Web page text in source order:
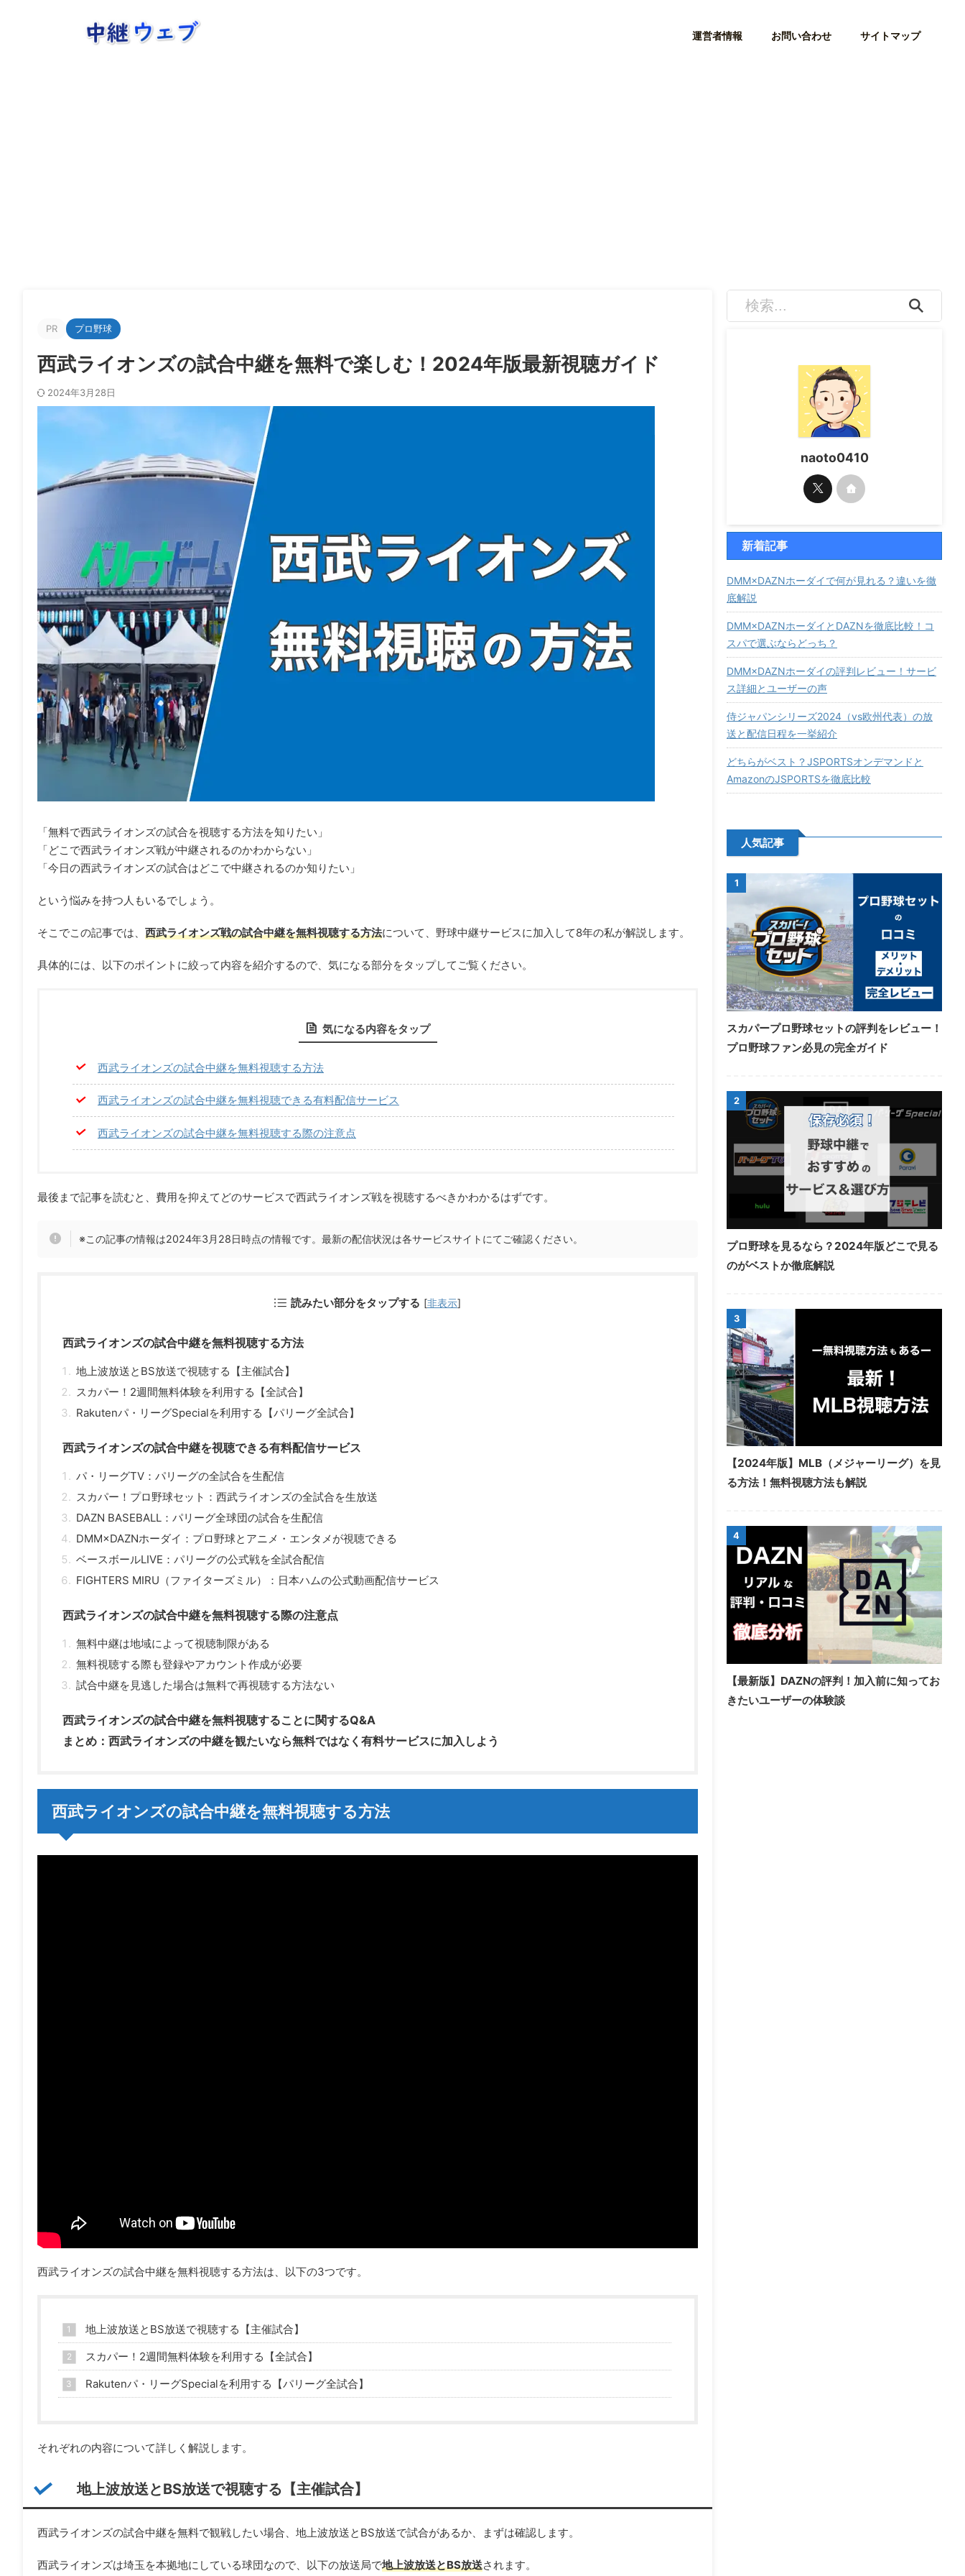
運営者情報 お問い合わせ サイトマップ
PR プロ野球
西武ライオンズの試合中継を無料で楽しむ！2024年版最新視聴ガイド
2024年3月28日
「無料で西武ライオンズの試合を視聴する方法を知りたい」
「どこで西武ライオンズ戦が中継されるのかわからない」
「今日の西武ライオンズの試合はどこで中継されるのか知りたい」
という悩みを持つ人もいるでしょう。
そこでこの記事では、 西武ライオンズ戦の試合中継を無料視聴する方法について、野球中継サービスに加入して8年の私が解説します。
具体的には、以下のポイントに絞って内容を紹介するので、気になる部分をタップしてご覧ください。
気になる内容をタップ
西武ライオンズの試合中継を無料視聴する方法
西武ライオンズの試合中継を無料視聴できる有料配信サービス
西武ライオンズの試合中継を無料視聴する際の注意点
最後まで記事を読むと、費用を抑えてどのサービスで西武ライオンズ戦を視聴するべきかわかるはずです。
※この記事の情報は2024年3月28日時点の情報です。最新の配信状況は各サービスサイトにてご確認ください。
読みたい部分をタップする [非表示]
西武ライオンズの試合中継を無料視聴する方法
地上波放送とBS放送で視聴する【主催試合】
スカパー！2週間無料体験を利用する【全試合】
Rakutenパ・リーグSpecialを利用する【パリーグ全試合】
西武ライオンズの試合中継を視聴できる有料配信サービス
パ・リーグTV：パリーグの全試合を生配信
スカパー！プロ野球セット：西武ライオンズの全試合を生放送
DAZN BASEBALL：パリーグ全球団の試合を生配信
DMM×DAZNホーダイ：プロ野球とアニメ・エンタメが視聴できる
ベースボールLIVE：パリーグの公式戦を全試合配信
FIGHTERS MIRU（ファイターズミル）：日本ハムの公式動画配信サービス
西武ライオンズの試合中継を無料視聴する際の注意点
無料中継は地域によって視聴制限がある
無料視聴する際も登録やアカウント作成が必要
試合中継を見逃した場合は無料で再視聴する方法ない
西武ライオンズの試合中継を無料視聴することに関するQ&A
まとめ：西武ライオンズの中継を観たいなら無料ではなく有料サービスに加入しよう
西武ライオンズの試合中継を無料視聴する方法
西武ライオンズの試合中継を無料視聴する方法は、以下の3つです。
地上波放送とBS放送で視聴する【主催試合】
スカパー！2週間無料体験を利用する【全試合】
Rakutenパ・リーグSpecialを利用する【パリーグ全試合】
それぞれの内容について詳しく解説します。
地上波放送とBS放送で視聴する【主催試合】
西武ライオンズの試合中継を無料で観戦したい場合、地上波放送とBS放送で試合があるか、まずは確認します。
西武ライオンズは埼玉を本拠地にしている球団なので、以下の放送局で地上波放送とBS放送されます。
naoto0410
新着記事
DMM×DAZNホーダイで何が見れる？違いを徹
底解説
DMM×DAZNホーダイとDAZNを徹底比較！コ
スパで選ぶならどっち？
DMM×DAZNホーダイの評判レビュー！サービ
ス詳細とユーザーの声
侍ジャパンシリーズ2024（vs欧州代表）の放
送と配信日程を一挙紹介
どちらがベスト？JSPORTSオンデマンドと
AmazonのJSPORTSを徹底比較
人気記事
1
スカパープロ野球セットの評判をレビュー！
プロ野球ファン必見の完全ガイド
2
プロ野球を見るなら？2024年版どこで見る
のがベストか徹底解説
3
【2024年版】MLB（メジャーリーグ）を見
る方法！無料視聴方法も解説
4
【最新版】DAZNの評判！加入前に知ってお
きたいユーザーの体験談